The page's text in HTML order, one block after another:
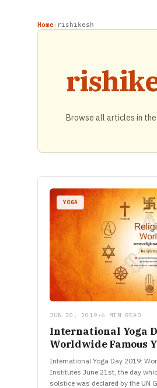
Home› rishikesh
Browse all articles in
YOGA
JUN 20, 2019 • 6 MIN READ
International Yoga
Worldwide Famous
International Yoga Day 2019:
Institutes June 21st, the day
solstice was declared by the UN